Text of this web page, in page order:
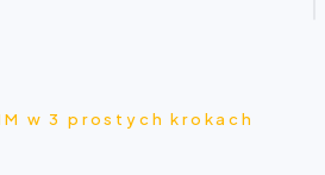
w 3 prostych krokach